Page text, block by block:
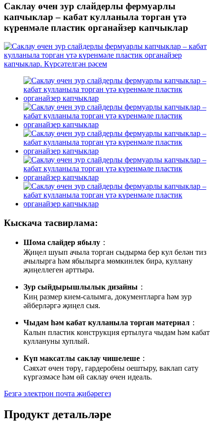
Саклау өчен зур слайдерлы фермуарлы
капчыклар – кабат кулланыла торган үтә
күренмәле пластик органайзер капчыклар
Кыскача тасвирлама:
Шома слайдер ябылу ：
Җиңел шуып ачыла торган сыдырма бер кул белән тиз
ачылырга һәм ябылырга мөмкинлек бирә, куллану
җиңеллеген арттыра.
Зур сыйдырышлылык дизайны ：
Киң размер кием-салымга, документларга һәм зур
әйберләргә җиңел сыя.
Чыдам һәм кабат кулланыла торган материал ：
Калын пластик конструкция ертылуга чыдам һәм кабат
куллануны хуплый.
Күп максатлы саклау чишелеше ：
Сәяхәт өчен төрү, гардеробны оештыру, ваклап сату
күргәзмәсе һәм өй саклау өчен идеаль.
Безгә электрон почта җибәрегез
Продукт детальләре